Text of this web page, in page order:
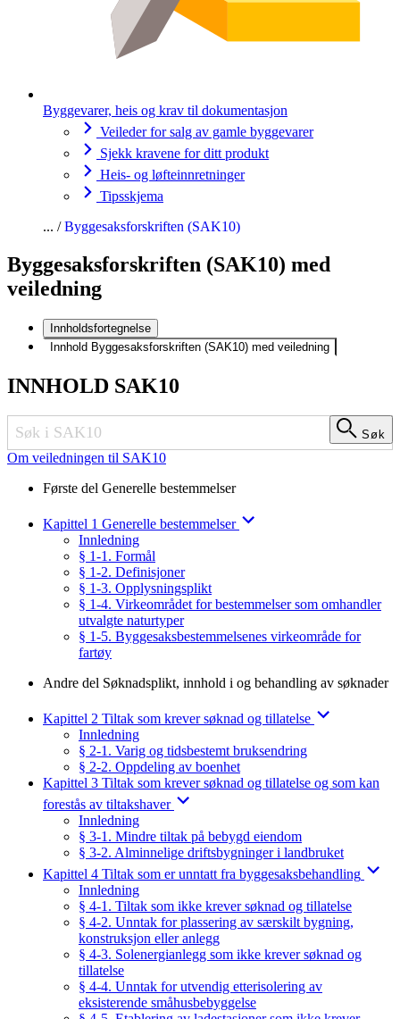
Byggevarer, heis og krav til dokumentasjon
Veileder for salg av gamle byggevarer
Sjekk kravene for ditt produkt
Heis- og løfteinnretninger
Tipsskjema
Byggesaksforskriften (SAK10)
Byggesaksforskriften (SAK10) med
veiledning
Innholdsfortegnelse
Innhold Byggesaksforskriften (SAK10) med veiledning
INNHOLD SAK10
Søk
Om veiledningen til SAK10
Første del Generelle bestemmelser
Kapittel 1 Generelle bestemmelser
Innledning
§ 1-1. Formål
§ 1-2. Definisjoner
§ 1-3. Opplysningsplikt
§ 1-4. Virkeområdet for bestemmelser som omhandler
utvalgte naturtyper
§ 1-5. Byggesaksbestemmelsenes virkeområde for
fartøy
Andre del Søknadsplikt, innhold i og behandling av søknader
Kapittel 2 Tiltak som krever søknad og tillatelse
Innledning
§ 2-1. Varig og tidsbestemt bruksendring
§ 2-2. Oppdeling av boenhet
Kapittel 3 Tiltak som krever søknad og tillatelse og som kan
forestås av tiltakshaver
Innledning
§ 3-1. Mindre tiltak på bebygd eiendom
§ 3-2. Alminnelige driftsbygninger i landbruket
Kapittel 4 Tiltak som er unntatt fra byggesaksbehandling
Innledning
§ 4-1. Tiltak som ikke krever søknad og tillatelse
§ 4-2. Unntak for plassering av særskilt bygning,
konstruksjon eller anlegg
§ 4-3. Solenergianlegg som ikke krever søknad og
tillatelse
§ 4-4. Unntak for utvendig etterisolering av
eksisterende småhusbebyggelse